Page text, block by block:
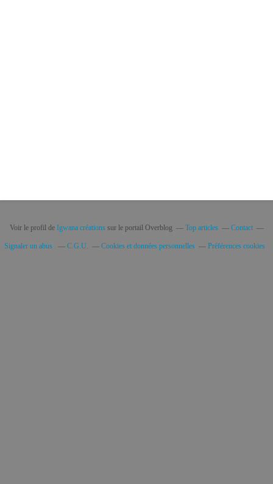
Voir le profil de Igwana créationssur le portail Overblog Top articles Contact
Signaler un abus C.G.U. Cookies et données personnelles Préférences cookies